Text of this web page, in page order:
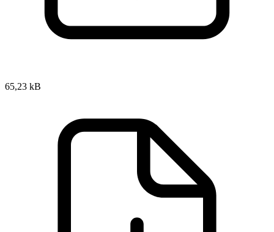
65,23 kB